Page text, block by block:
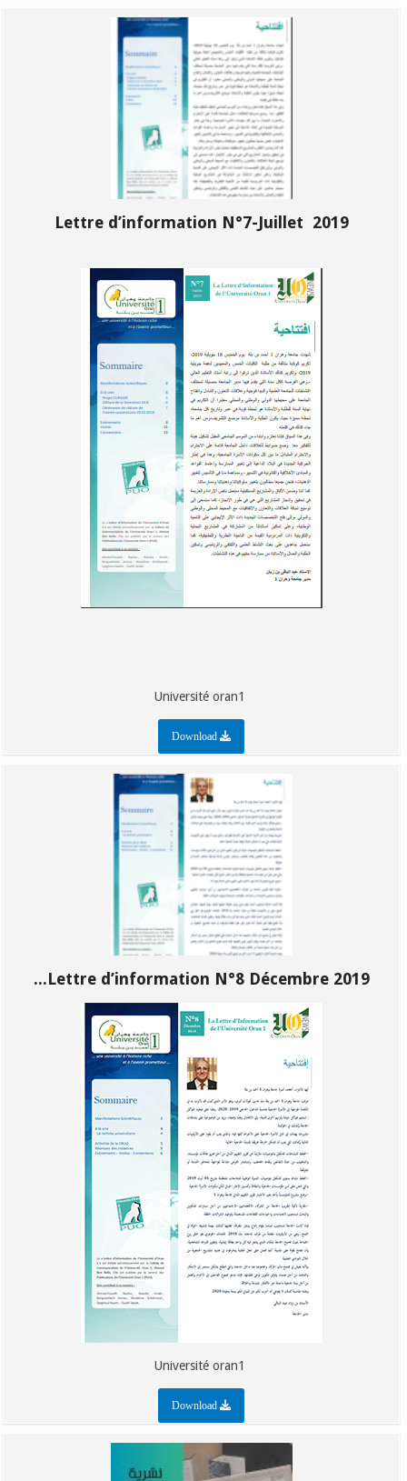
Lettre d’information N°7-Juillet 2019
Université oran1
Lettre d’information N°8 Décembre 2019...
Université oran1